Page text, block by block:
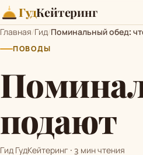
ГудКейтеринг
Главная/Гид/Поминальный обед:
ПОВОДЫ
подают
Гид ГудКейтеринг · 3 мин чтения